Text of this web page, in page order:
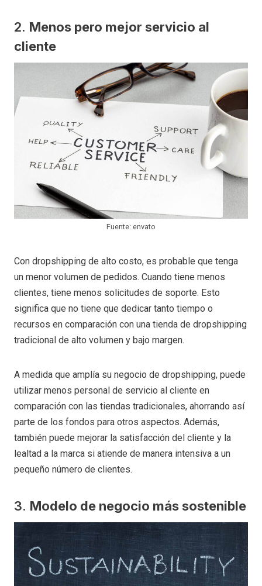
2. Menos pero mejor servicio al
cliente
Fuente: envato
Con dropshipping de alto costo, es probable que tenga
un menor volumen de pedidos. Cuando tiene menos
clientes, tiene menos solicitudes de soporte. Esto
significa que no tiene que dedicar tanto tiempo o
recursos en comparación con una tienda de dropshipping
tradicional de alto volumen y bajo margen.
A medida que amplía su negocio de dropshipping, puede
utilizar menos personal de servicio al cliente en
comparación con las tiendas tradicionales, ahorrando así
parte de los fondos para otros aspectos. Además,
también puede mejorar la satisfacción del cliente y la
lealtad a la marca si atiende de manera intensiva a un
pequeño número de clientes.
3. Modelo de negocio más sostenible